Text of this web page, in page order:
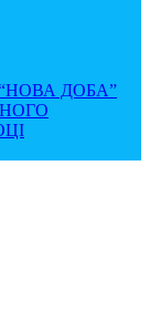
ДОБА”